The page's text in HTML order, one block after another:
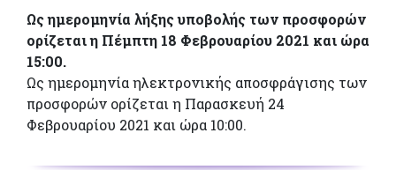
Ως ημερομηνία λήξης υποβολής των προσφορών
ορίζεται η Πέμπτη 18 Φεβρουαρίου 2021 και ώρα
15:00.
Ως ημερομηνία ηλεκτρονικής αποσφράγισης των
προσφορών ορίζεται η Παρασκευή 24
Φεβρουαρίου 2021 και ώρα 10:00.